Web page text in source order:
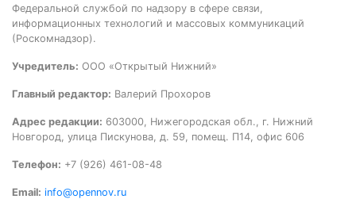
Федеральной службой по надзору в сфере связи,
информационных технологий и массовых коммуникаций
(Роскомнадзор).
Учредитель: ООО «Открытый Нижний»
Главный редактор: Валерий Прохоров
Адрес редакции: 603000, Нижегородская обл., г. Нижний
Новгород, улица Пискунова, д. 59, помещ. П14, офис 606
Телефон: +7 (926) 461-08-48
Email: info@opennov.ru